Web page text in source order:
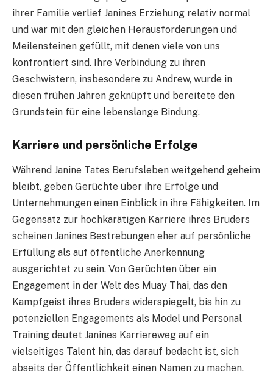
ihrer Familie verlief Janines Erziehung relativ normal
und war mit den gleichen Herausforderungen und
Meilensteinen gefüllt, mit denen viele von uns
konfrontiert sind. Ihre Verbindung zu ihren
Geschwistern, insbesondere zu Andrew, wurde in
diesen frühen Jahren geknüpft und bereitete den
Grundstein für eine lebenslange Bindung.
Karriere und persönliche Erfolge
Während Janine Tates Berufsleben weitgehend geheim
bleibt, geben Gerüchte über ihre Erfolge und
Unternehmungen einen Einblick in ihre Fähigkeiten. Im
Gegensatz zur hochkarätigen Karriere ihres Bruders
scheinen Janines Bestrebungen eher auf persönliche
Erfüllung als auf öffentliche Anerkennung
ausgerichtet zu sein. Von Gerüchten über ein
Engagement in der Welt des Muay Thai, das den
Kampfgeist ihres Bruders widerspiegelt, bis hin zu
potenziellen Engagements als Model und Personal
Training deutet Janines Karriereweg auf ein
vielseitiges Talent hin, das darauf bedacht ist, sich
abseits der Öffentlichkeit einen Namen zu machen.